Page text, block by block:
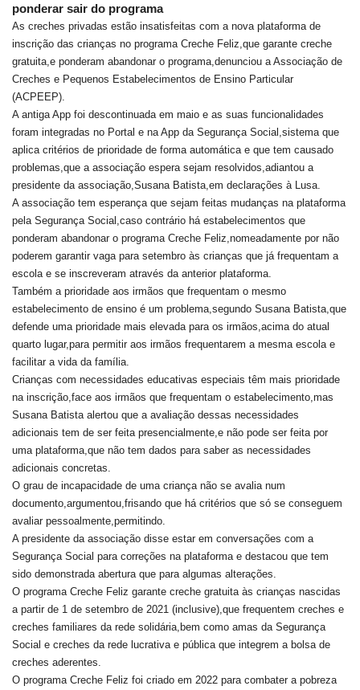
ponderar sair do programa
As creches privadas estão insatisfeitas com a nova plataforma de
inscrição das crianças no programa Creche Feliz,que garante creche
gratuita,e ponderam abandonar o programa,denunciou a Associação de
Creches e Pequenos Estabelecimentos de Ensino Particular
(ACPEEP).
A antiga App foi descontinuada em maio e as suas funcionalidades
foram integradas no Portal e na App da Segurança Social,sistema que
aplica critérios de prioridade de forma automática e que tem causado
problemas,que a associação espera sejam resolvidos,adiantou a
presidente da associação,Susana Batista,em declarações à Lusa.
A associação tem esperança que sejam feitas mudanças na plataforma
pela Segurança Social,caso contrário há estabelecimentos que
ponderam abandonar o programa Creche Feliz,nomeadamente por não
poderem garantir vaga para setembro às crianças que já frequentam a
escola e se inscreveram através da anterior plataforma.
Também a prioridade aos irmãos que frequentam o mesmo
estabelecimento de ensino é um problema,segundo Susana Batista,que
defende uma prioridade mais elevada para os irmãos,acima do atual
quarto lugar,para permitir aos irmãos frequentarem a mesma escola e
facilitar a vida da família.
Crianças com necessidades educativas especiais têm mais prioridade
na inscrição,face aos irmãos que frequentam o estabelecimento,mas
Susana Batista alertou que a avaliação dessas necessidades
adicionais tem de ser feita presencialmente,e não pode ser feita por
uma plataforma,que não tem dados para saber as necessidades
adicionais concretas.
O grau de incapacidade de uma criança não se avalia num
documento,argumentou,frisando que há critérios que só se conseguem
avaliar pessoalmente,permitindo.
A presidente da associação disse estar em conversações com a
Segurança Social para correções na plataforma e destacou que tem
sido demonstrada abertura que para algumas alterações.
O programa Creche Feliz garante creche gratuita às crianças nascidas
a partir de 1 de setembro de 2021 (inclusive),que frequentem creches e
creches familiares da rede solidária,bem como amas da Segurança
Social e creches da rede lucrativa e pública que integrem a bolsa de
creches aderentes.
O programa Creche Feliz foi criado em 2022 para combater a pobreza